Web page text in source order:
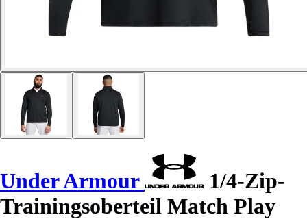
Under Armour
1/4-Zip-
Trainingsoberteil Match Play